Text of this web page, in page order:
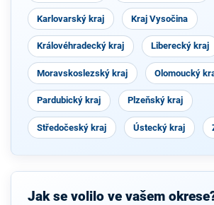
Karlovarský kraj Kraj Vysočina
Královéhradecký kraj Liberecký kraj
Moravskoslezský kraj Olomoucký
Pardubický kraj Plzeňský kraj
Středočeský kraj Ústecký kraj
Jak se volilo ve vašem